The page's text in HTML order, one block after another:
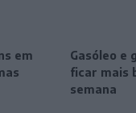
em
Gasóleo e
ficar mais
semana